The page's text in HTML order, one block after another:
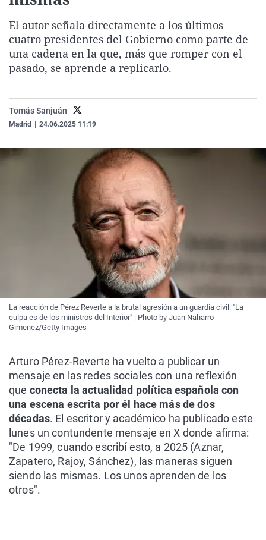
Gente viajera
Como el perro y el
Retornados
Equipo de
Galicia
La Rioja
Televisión
Elecciones
El autor señala directamente a los últimos
cuatro presidentes del Gobierno como parte de
una cadena en la que, más que romper con el
pasado, se aprende a replicarlo.
Tomás Sanjuán
Madrid 24.06.2025 11:19
La reacción de Pérez Reverte a la brutal agresión a un guardia civil: "La
culpa es de los ministros del Interior" | Photo by Juan Naharro
Gimenez/Getty Images
Arturo Pérez-Reverte ha vuelto a publicar un
mensaje en las redes sociales con una reflexión
que conecta la actualidad política española con
una escena escrita por él hace más de dos
décadas. El escritor y académico ha publicado este
lunes un contundente mensaje en X donde afirma:
"De 1999, cuando escribí esto, a 2025 (Aznar,
Zapatero, Rajoy, Sánchez), las maneras siguen
siendo las mismas. Los unos aprenden de los
otros".